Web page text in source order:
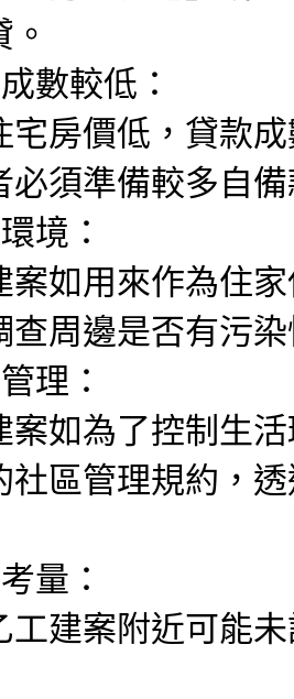
數較低：
宅房價低，貸款
必須準備較多自
境：
案如用來作為住
查周邊是否有污
理：
案如為了控制生
社區管理規約，
量：
工建案附近可能